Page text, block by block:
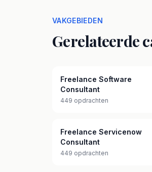
VAKGEBIEDEN
Gerelateerde
Freelance Software
Consultant
449 opdrachten
Freelance Servicenow
Consultant
449 opdrachten